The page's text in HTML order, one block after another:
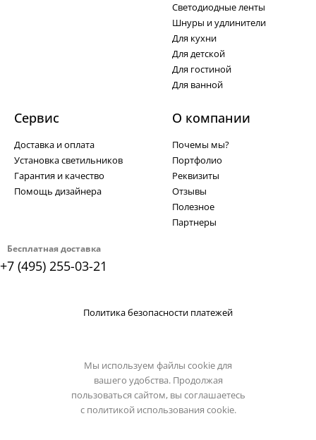
Бесплатная доставка
+7 (495) 255-03-21
Светодиодные ленты
Шнуры и удлинители
Для кухни
Для детской
Для гостиной
Для ванной
Сервис
Доставка и оплата
Установка светильников
Гарантия и качество
Помощь дизайнера
О компании
Почемы мы?
Портфолио
Реквизиты
Отзывы
Полезное
Партнеры
Политика безопасности платежей
Мы используем файлы cookie для
вашего удобства. Продолжая
пользоваться сайтом, вы соглашаетесь
с политикой использования cookie.